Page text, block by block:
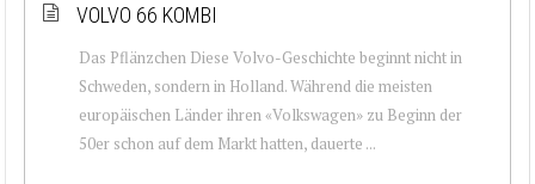
VOLVO 66 KOMBI
Das Pflänzchen Diese Volvo-Geschichte beginnt nicht in
Schweden, sondern in Holland. Während die meisten
europäischen Länder ihren «Volkswagen» zu Beginn der
50er schon auf dem Markt hatten, dauerte ...